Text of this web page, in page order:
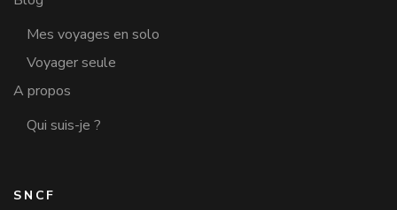
Mes voyages en solo
Voyager seule
A propos
Qui suis-je ?
SNCF